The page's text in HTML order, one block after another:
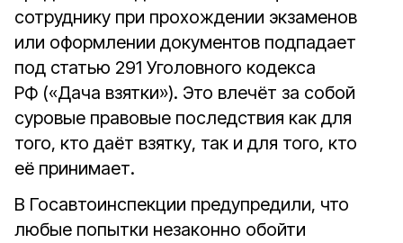
сотруднику при прохождении экзаменов
или оформлении документов подпадает
под статью 291 Уголовного кодекса
РФ («Дача взятки»). Это влечёт за собой
суровые правовые последствия как для
того, кто даёт взятку, так и для того, кто
её принимает.
В Госавтоинспекции предупредили, что
любые попытки незаконно обойти